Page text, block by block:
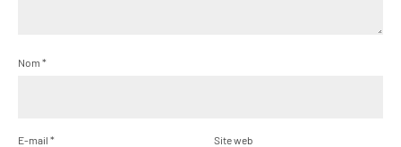
Nom *
E-mail * Site web